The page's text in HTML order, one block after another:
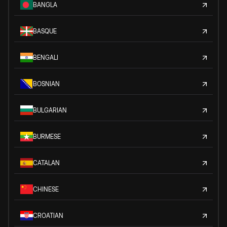
BANGLA
BASQUE
BENGALI
BOSNIAN
BULGARIAN
BURMESE
CATALAN
CHINESE
CROATIAN